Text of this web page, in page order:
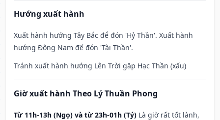
Hướng xuất hành
Xuất hành hướng Tây Bắc để đón 'Hỷ Thần'. Xuất hành
hướng Đông Nam để đón 'Tài Thần'.
Tránh xuất hành hướng Lên Trời gặp Hạc Thần (xấu)
Giờ xuất hành Theo Lý Thuần Phong
Từ 11h-13h (Ngọ) và từ 23h-01h (Tý) Là giờ rất tốt lành,